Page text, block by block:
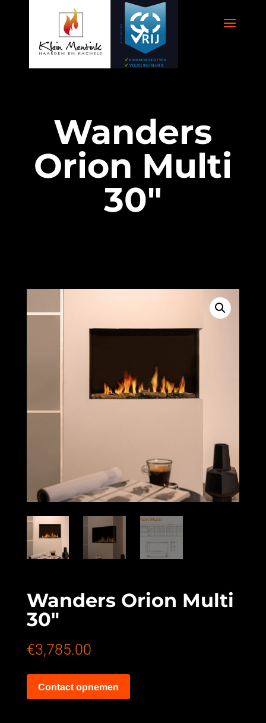
Wanders
Orion Multi
30″
Wanders Orion Multi
30″
€3,785.00
Contact opnemen